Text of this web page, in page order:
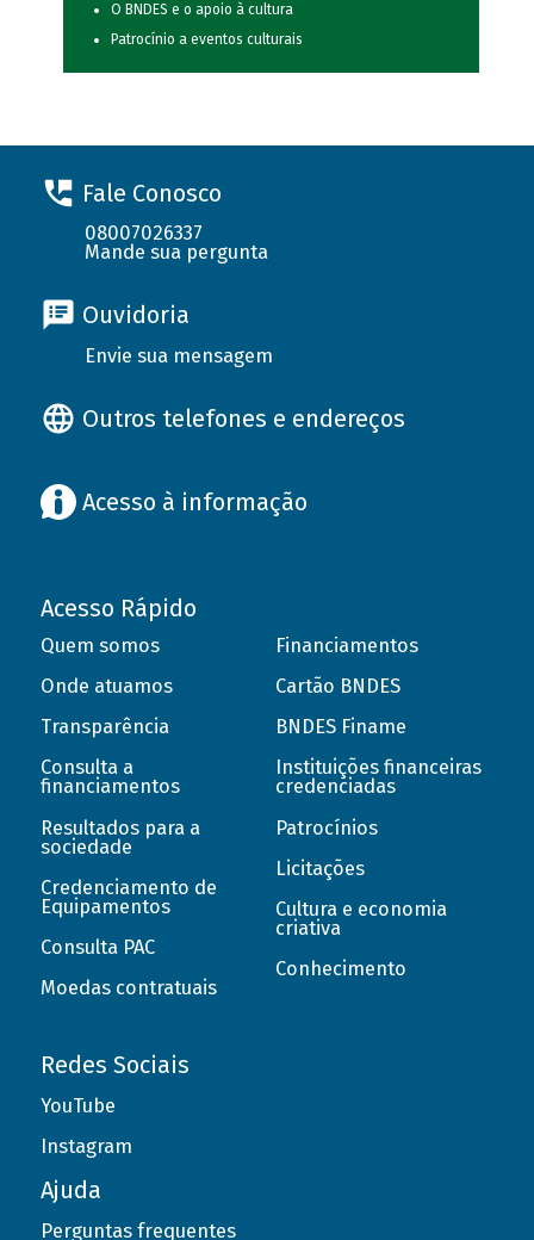
O BNDES e o apoio à cultura
Patrocínio a eventos culturais
Fale Conosco
08007026337
Mande sua pergunta
Ouvidoria
Envie sua mensagem
Outros telefones e endereços
Acesso à informação
Acesso Rápido
Quem somos
Onde atuamos
Transparência
Consulta a
financiamentos
Resultados para a
sociedade
Credenciamento de
Equipamentos
Consulta PAC
Moedas contratuais
Financiamentos
Cartão BNDES
BNDES Finame
Instituições financeiras
credenciadas
Patrocínios
Licitações
Cultura e economia
criativa
Conhecimento
Redes Sociais
YouTube
Instagram
Ajuda
Perguntas frequentes